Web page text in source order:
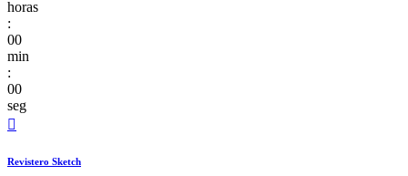
horas
:
00
min
:
00
seg

Revistero Sketch